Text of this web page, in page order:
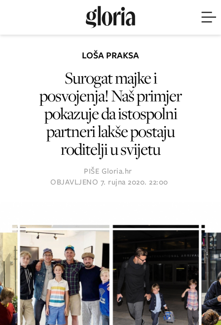
LOŠA PRAKSA
Surogat majke i
posvojenja! Naš primjer
pokazuje da istospolni
partneri lakše postaju
roditelji u svijetu
PIŠE Gloria.hr
OBJAVLJENO 7. rujna 2020. 22:00